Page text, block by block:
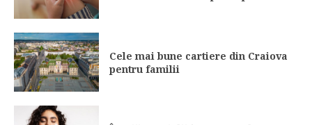
Cele mai bune cartiere din Craiova
pentru familii